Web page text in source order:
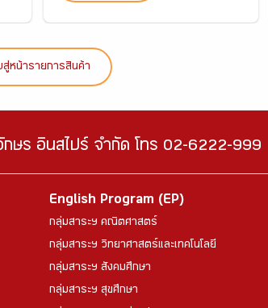
สู่หน้ารายการสินค้า
ษร อินสไปร์ จำกัด โทร 02-6222-999
English Program (EP)
กลุ่มสาระฯ คณิตศาสตร์
กลุ่มสาระฯ วิทยาศาสตร์และเทคโนโลยี
กลุ่มสาระฯ สังคมศึกษา
กลุ่มสาระฯ สุขศึกษา